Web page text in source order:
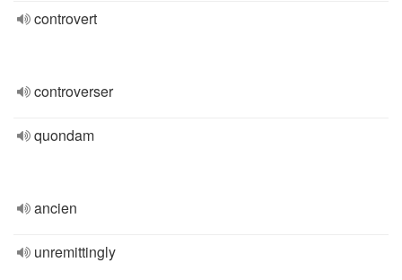
controvert
controverser
quondam
ancien
unremittingly